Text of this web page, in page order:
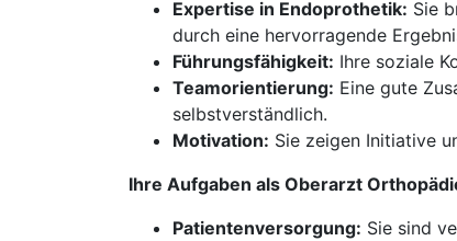
Expertise in Endoprothetik: Sie
durch eine hervorragende
Führungsfähigkeit: Ihre soziale
Teamorientierung: Eine gute
selbstverständlich.
Motivation: Sie zeigen Initiative
Ihre Aufgaben als Oberarzt
Patientenversorgung: Sie sind